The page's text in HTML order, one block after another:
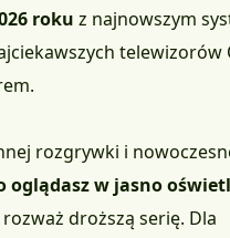
roku z najnowszym
telewizorów
rozgrywki i
oglądasz w jasno
droższą serię. Dla